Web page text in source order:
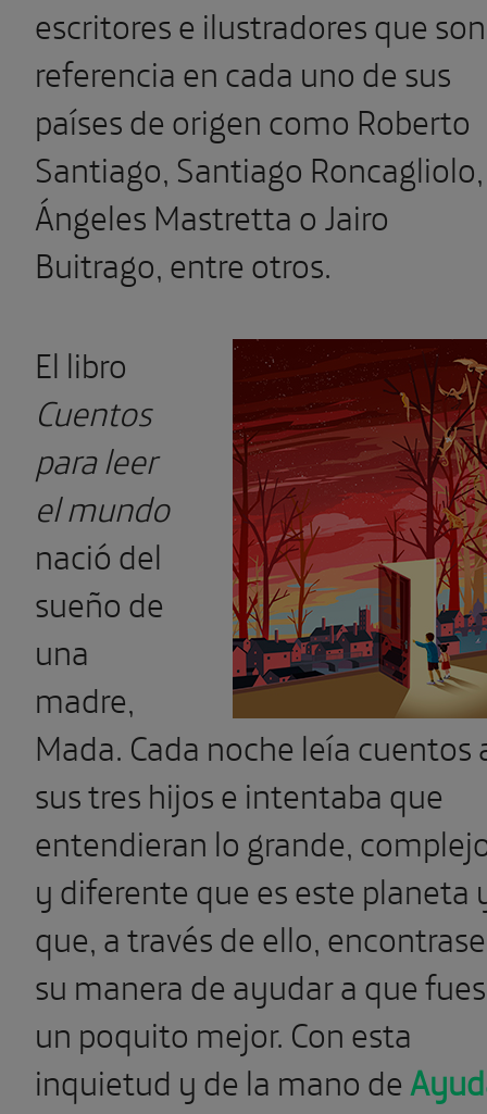
escritores e ilustradores que son
referencia en cada uno de sus
países de origen como Roberto
Santiago, Santiago Roncagliolo,
Ángeles Mastretta o Jairo
Buitrago, entre otros.
El libro
Cuentos
para leer
el mundo
nació del
sueño de
una
madre,
Mada. Cada noche leía cuentos
sus tres hijos e intentaba que
entendieran lo grande,
y diferente que es este planeta
que, a través de ello,
su manera de ayudar a que
un poquito mejor. Con esta
inquietud y de la mano de